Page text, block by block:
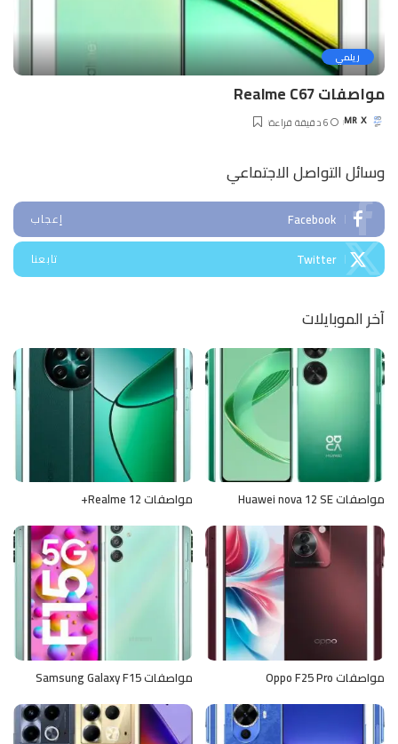
ريلمي
مواصفات Realme C67
Posted
MR X 6 دقيقة قراءة
وسائل التواصل الاجتماعي
Facebook إعجاب
Twitter تابعنا
آخر الموبايلات
مواصفات Huawei nova 12 SE مواصفات Realme 12+
مواصفات Oppo F25 Pro مواصفات Samsung Galaxy F15